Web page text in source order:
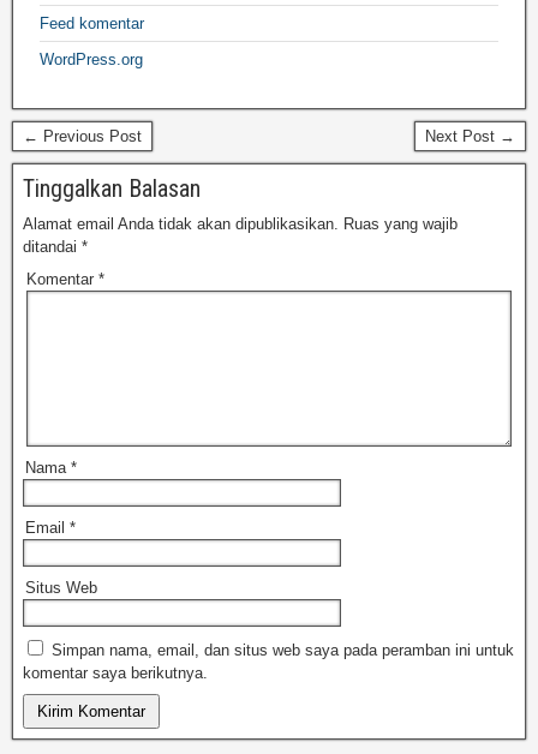
Feed komentar
WordPress.org
← Previous Post Next Post →
Tinggalkan Balasan
Alamat email Anda tidak akan dipublikasikan. Ruas yang wajib
ditandai *
Komentar *
Nama *
Email *
Situs Web
Simpan nama, email, dan situs web saya pada peramban ini untuk
komentar saya berikutnya.